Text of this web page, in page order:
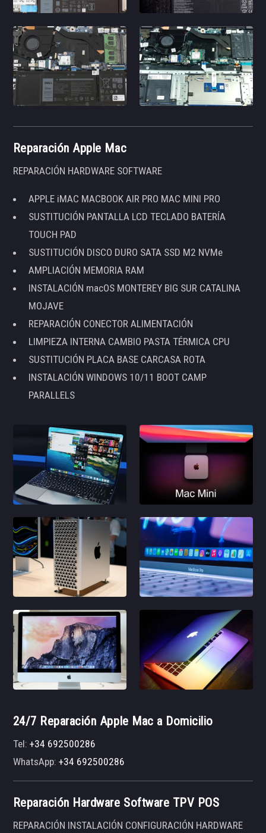
Reparación Apple Mac
REPARACIÓN HARDWARE SOFTWARE
APPLE iMAC MACBOOK AIR PRO MAC MINI PRO
SUSTITUCIÓN PANTALLA LCD TECLADO BATERÍA
TOUCH PAD
SUSTITUCIÓN DISCO DURO SATA SSD M2 NVMe
AMPLIACIÓN MEMORIA RAM
INSTALACIÓN macOS MONTEREY BIG SUR CATALINA
MOJAVE
REPARACIÓN CONECTOR ALIMENTACIÓN
LIMPIEZA INTERNA CAMBIO PASTA TÉRMICA CPU
SUSTITUCIÓN PLACA BASE CARCASA ROTA
INSTALACIÓN WINDOWS 10/11 BOOT CAMP
PARALLELS
24/7 Reparación Apple Mac a Domicilio
Tel:+34 692500286
WhatsApp:+34 692500286
Reparación Hardware Software TPV POS
REPARACIÓN INSTALACIÓN CONFIGURACIÓN HARDWARE